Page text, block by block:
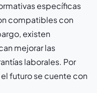
específicas
compatibles con
existen
mejorar las
laborales. Por
futuro se cuente con